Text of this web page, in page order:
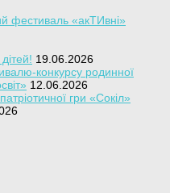
фестиваль «акТИвні»
19.06.2026
конкурсу родинної
12.06.2026
гри «Сокіл»